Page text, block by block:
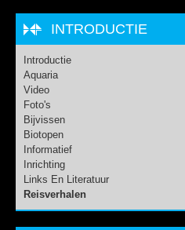
INTRODUCTIE
Introductie
Aquaria
Video
Foto's
Bijvissen
Biotopen
Informatief
Inrichting
Links En Literatuur
Reisverhalen